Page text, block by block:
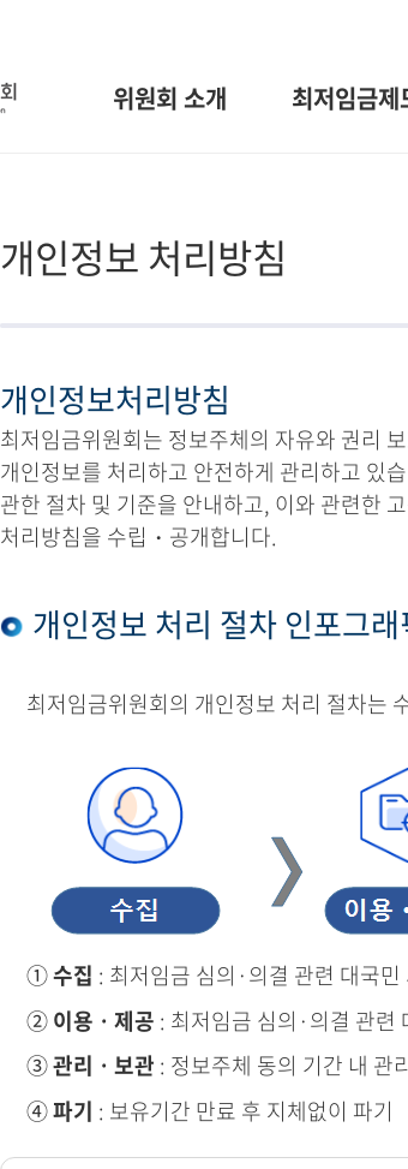
위원회 소개 최저임금제
개인정보 처리방침
개인정보처리방침
최저임금위원회는 정보주체의 자유와 권리
개인정보를 처리하고 안전하게 관리하고 있
관한 절차 및 기준을 안내하고, 이와 관련한
처리방침을 수립・공개합니다.
개인정보 처리 절차 인포그래
최저임금위원회의 개인정보 처리 절차는
①수집 : 최저임금 심의·의결 관련 대국
② 이용ㆍ제공 : 최저임금 심의·의결 관련
③관리ㆍ보관 : 정보주체 동의 기간 내 관
④파기 : 보유기간 만료 후 지체없이 파기